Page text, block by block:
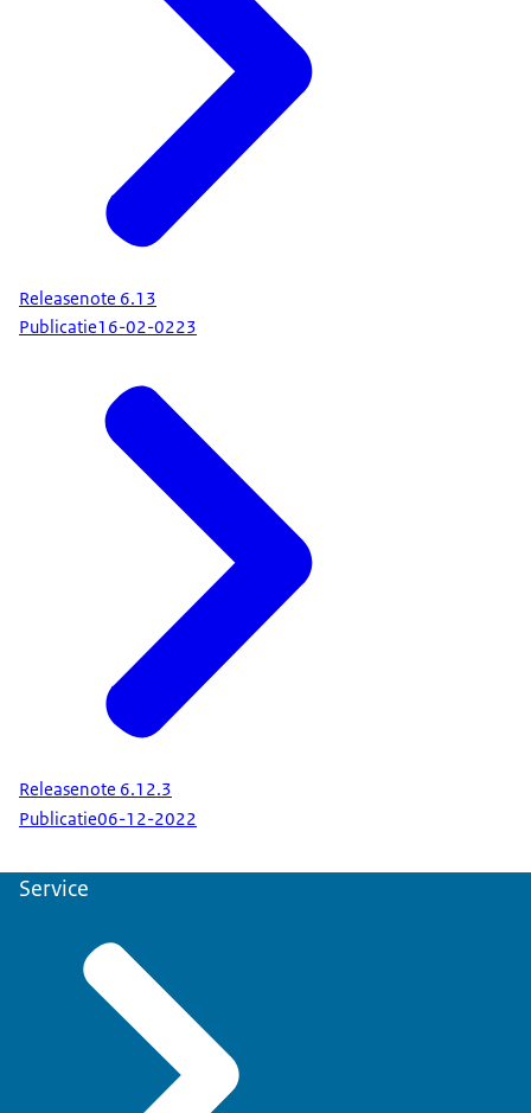
Releasenote 6.13
Publicatie16-02-0223
Releasenote 6.12.3
Publicatie06-12-2022
Service